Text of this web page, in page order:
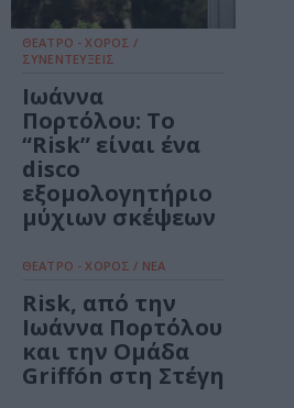
ΘΕΑΤΡΟ - ΧΟΡΟΣ /
ΣΥΝΕΝΤΕΥΞΕΙΣ
Ιωάννα
Πορτόλου: Το
“Risk” είναι ένα
disco
εξομολογητήριο
μύχιων σκέψεων
ΘΕΑΤΡΟ - ΧΟΡΟΣ / ΝΕΑ
Risk, από την
Ιωάννα Πορτόλου
και την Ομάδα
Griffón στη Στέγη